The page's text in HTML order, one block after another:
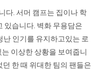
다. 서머 캠프는 집이나 학
있습니다. 벽화 무용담은
난 인기를 유지하고있는 로
이상한 상황을 보여줍니
한 때 위대한 팀의 팬들은